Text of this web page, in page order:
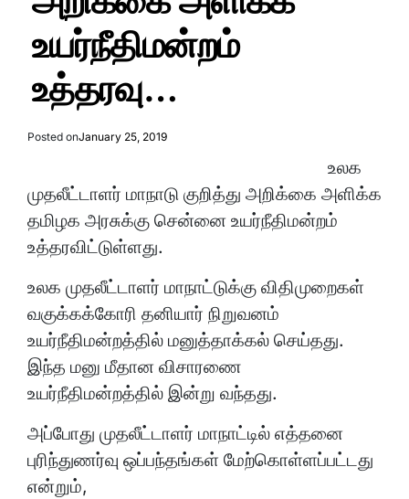
உயர்நீதிமன்றம்
உத்தரவு…
Posted onJanuary 25, 2019
உலக
முதலீட்டாளர் மாநாடு குறித்து அறிக்கை அளிக்க
தமிழக அரசுக்கு சென்னை உயர்நீதிமன்றம்
உத்தரவிட்டுள்ளது.
உலக முதலீட்டாளர் மாநாட்டுக்கு விதிமுறைகள்
வகுக்கக்கோரி தனியார் நிறுவனம்
உயர்நீதிமன்றத்தில் மனுத்தாக்கல் செய்தது.
இந்த மனு மீதான விசாரணை
உயர்நீதிமன்றத்தில் இன்று வந்தது.
அப்போது முதலீட்டாளர் மாநாட்டில் எத்தனை
புரிந்துணர்வு ஒப்பந்தங்கள் மேற்கொள்ளப்பட்டது
என்றும்,